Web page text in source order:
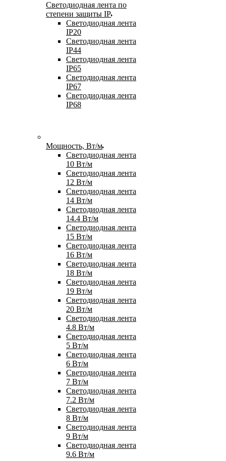
Светодиодная лента по
степени защиты IP
Светодиодная лента
IP20
Светодиодная лента
IP44
Светодиодная лента
IP65
Светодиодная лента
IP67
Светодиодная лента
IP68
Мощность, Вт/м
Светодиодная лента
10 Вт/м
Светодиодная лента
12 Вт/м
Светодиодная лента
14 Вт/м
Светодиодная лента
14.4 Вт/м
Светодиодная лента
15 Вт/м
Светодиодная лента
16 Вт/м
Светодиодная лента
18 Вт/м
Светодиодная лента
19 Вт/м
Светодиодная лента
20 Вт/м
Светодиодная лента
4.8 Вт/м
Светодиодная лента
5 Вт/м
Светодиодная лента
6 Вт/м
Светодиодная лента
7 Вт/м
Светодиодная лента
7.2 Вт/м
Светодиодная лента
8 Вт/м
Светодиодная лента
9 Вт/м
Светодиодная лента
9.6 Вт/м